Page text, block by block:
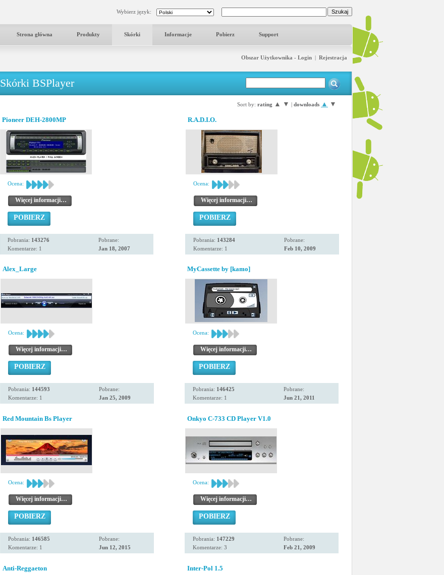
Wybierz język:
Strona główna Produkty Skórki Informacje Pobierz Support
Obszar Użytkownika - Login | Rejestracja
Skórki BSPlayer
Sort by: rating ▲ ▼ | downloads ▲ ▼
Pioneer DEH-2800MP
Ocena:
Więcej informacji…
POBIERZ
Pobrania: 143276
Komentarze: 1
Pobrane:
Jan 18, 2007
R.A.D.I.O.
Ocena:
Więcej informacji…
POBIERZ
Pobrania: 143284
Komentarze: 1
Pobrane:
Feb 10, 2009
Alex_Large
Ocena:
Więcej informacji…
POBIERZ
Pobrania: 144593
Komentarze: 1
Pobrane:
Jan 25, 2009
MyCassette by [kamo]
Ocena:
Więcej informacji…
POBIERZ
Pobrania: 146425
Komentarze: 1
Pobrane:
Jun 21, 2011
Red Mountain Bs Player
Ocena:
Więcej informacji…
POBIERZ
Pobrania: 146585
Komentarze: 1
Pobrane:
Jun 12, 2015
Onkyo C-733 CD Player V1.0
Ocena:
Więcej informacji…
POBIERZ
Pobrania: 147229
Komentarze: 3
Pobrane:
Feb 21, 2009
Anti-Reggaeton Inter-Pol 1.5